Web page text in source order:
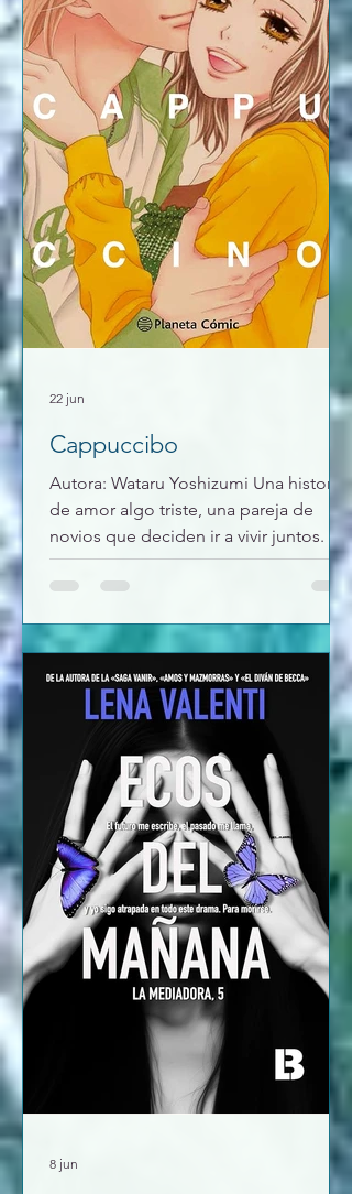
la animaran a salir y a seguir adelante,
aunque le c
Cappuccibo
Autora: Wataru Yoshizumi Una historia
de amor algo triste, una pareja de
novios que deciden ir a vivir juntos. La
monotonía del día a día haré enfriar un
poco su relación. El trabaja como
profesor y una alumna se le declara...
que pasará con su pareja? Caerá en la
tentación? Seguirán juntos ? Superarán
esto ?? Una historia de lo que puede
ser la vida adulta y las consecuencias
de tus acciones y decisiones. Mokona
22 jun
8 jun